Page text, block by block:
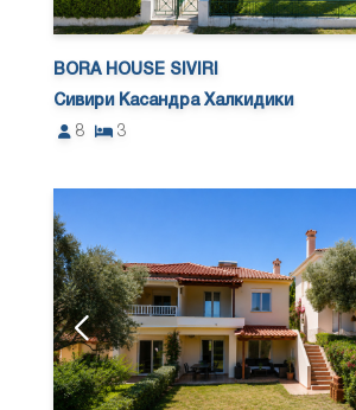
BORA HOUSE SIVIRI
Сивири Касандра Халкидики
8
3